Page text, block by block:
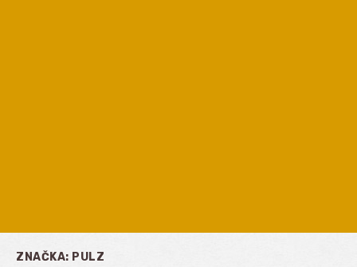
ZNAČKA: PULZ